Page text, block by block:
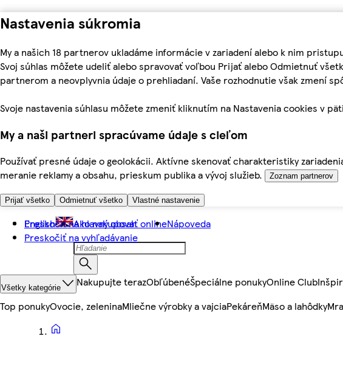
Nastavenia súkromia
My a našich 18 partnerov ukladáme informácie v zariadení alebo k nim
Svoj súhlas môžete udeliť alebo spravovať voľbou Prijať alebo Odmietnuť
partnerom a neovplyvnia údaje o prehliadaní. Vaše rozhodnutie však zmení
Svoje nastavenia súhlasu môžete zmeniť kliknutím na Nastavenia cookies v
My a naši partneri spracúvame údaje s cieľom
Používať presné údaje o geolokácii. Aktívne skenovať charakteristiky
meranie reklamy a obsahu, prieskum publika a vývoj služieb.
Zoznam partnerov
Prijať všetko Odmietnuť všetko Vlastné nastavenie
Preskočiť na hlavný obsah
Preskočiť na vyhľadávanie
English Ako nakupovať onlineNápoveda
Všetky kategórie Nakupujte terazObľúbenéŠpeciálne ponukyOnline Club
Top ponukyOvocie, zeleninaMliečne výrobky a vajciaPekáreňMäso a lahôdky